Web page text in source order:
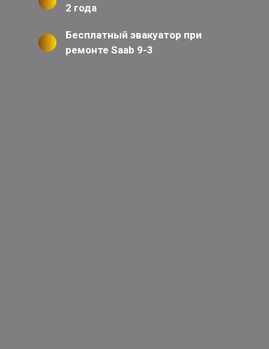
2 года
Бесплатный эвакуатор при
ремонте Saab 9-3